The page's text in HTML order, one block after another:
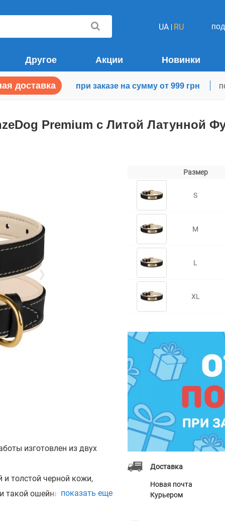
UA RU
Другое Акции Новинки
доставка при заказе на сумму от 999 грн
Premium с Литой Латунной
изготовлен из двух
толстой черной кожи,
такой ошейник подбит
показать еще
Размер
S
M
L
XL
Доставка
Новая почта
Курьером